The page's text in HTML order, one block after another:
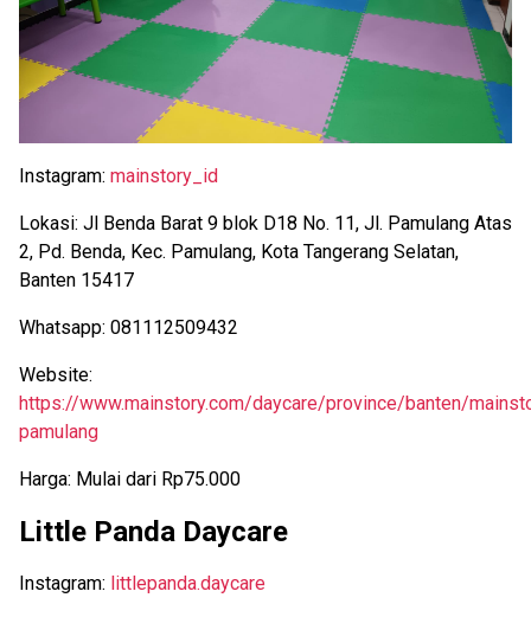
Instagram: mainstory_id
Lokasi: Jl Benda Barat 9 blok D18 No. 11, Jl. Pamulang Atas
2, Pd. Benda, Kec. Pamulang, Kota Tangerang Selatan,
Banten 15417
Whatsapp: 081112509432
Website:
https://www.mainstory.com/daycare/province/banten/
pamulang
Harga: Mulai dari Rp75.000
Little Panda Daycare
Instagram: littlepanda.daycare